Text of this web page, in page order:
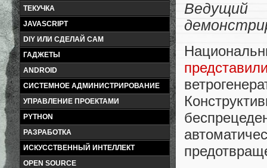
ТЕКУЧКА
JAVASCRIPT
DIY ИЛИ СДЕЛАЙ САМ
ГАДЖЕТЫ
ANDROID
СИСТЕМНОЕ АДМИНИСТРИРОВАНИЕ
УПРАВЛЕНИЕ ПРОЕКТАМИ
PYTHON
РАЗРАБОТКА
ИСКУССТВЕННЫЙ ИНТЕЛЛЕКТ
OPEN SOURCE